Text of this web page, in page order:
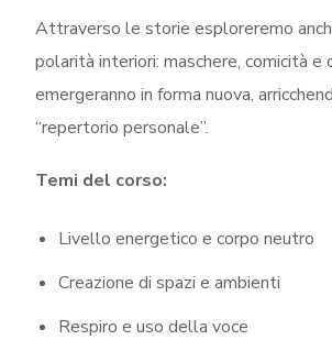
Attraverso le storie esploreremo
polarità interiori: maschere, comicità e
emergeranno in forma nuova,
“repertorio personale”.
Temi del corso:
Livello energetico e corpo neutro
Creazione di spazi e ambienti
Respiro e uso della voce